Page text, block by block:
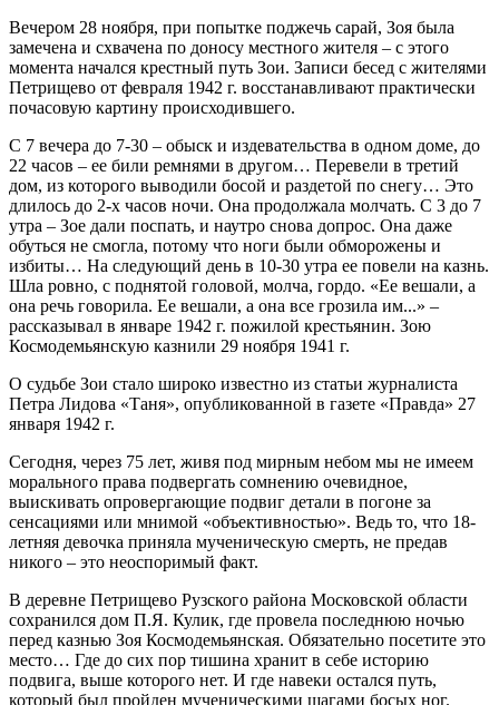
Вечером 28 ноября, при попытке поджечь сарай, Зоя была
замечена и схвачена по доносу местного жителя – с этого
момента начался крестный путь Зои. Записи бесед с жителями
Петрищево от февраля 1942 г. восстанавливают практически
почасовую картину происходившего.
С 7 вечера до 7-30 – обыск и издевательства в одном доме, до
22 часов – ее били ремнями в другом… Перевели в третий
дом, из которого выводили босой и раздетой по снегу… Это
длилось до 2-х часов ночи. Она продолжала молчать. С 3 до 7
утра – Зое дали поспать, и наутро снова допрос. Она даже
обуться не смогла, потому что ноги были обморожены и
избиты… На следующий день в 10-30 утра ее повели на казнь.
Шла ровно, с поднятой головой, молча, гордо. «Ее вешали, а
она речь говорила. Ее вешали, а она все грозила им...» –
рассказывал в январе 1942 г. пожилой крестьянин. Зою
Космодемьянскую казнили 29 ноября 1941 г.
О судьбе Зои стало широко известно из статьи журналиста
Петра Лидова «Таня», опубликованной в газете «Правда» 27
января 1942 г.
Сегодня, через 75 лет, живя под мирным небом мы не имеем
морального права подвергать сомнению очевидное,
выискивать опровергающие подвиг детали в погоне за
сенсациями или мнимой «объективностью». Ведь то, что 18-
летняя девочка приняла мученическую смерть, не предав
никого – это неоспоримый факт.
В деревне Петрищево Рузского района Московской области
сохранился дом П.Я. Кулик, где провела последнюю ночью
перед казнью Зоя Космодемьянская. Обязательно посетите это
место… Где до сих пор тишина хранит в себе историю
подвига, выше которого нет. И где навеки остался путь,
который был пройден мученическими шагами босых ног.